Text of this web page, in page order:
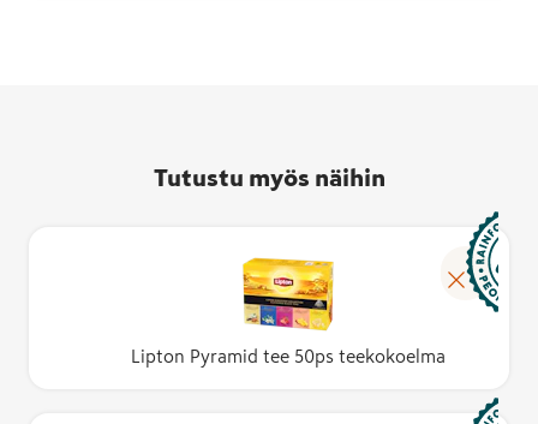
Tutustu myös näihin
Lipton Pyramid tee 50ps teekokoelma